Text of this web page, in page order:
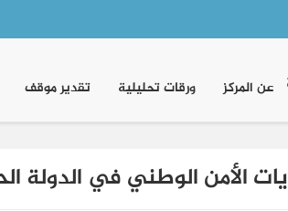
عن المركز ورقات تحليلية تقدير موقف
الأمن الوطني في الدولة